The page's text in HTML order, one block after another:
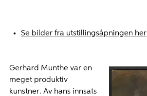
Se bilder fra utstillingsåpningen her
Gerhard Munthe var en
meget produktiv
kunstner. Av hans innsats